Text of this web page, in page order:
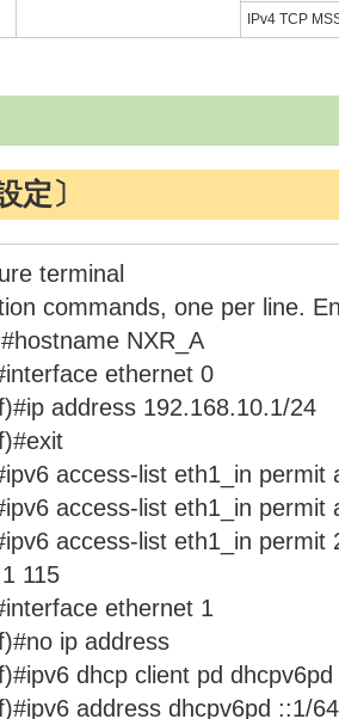
IPv4 TCP
定〕
terminal
commands, one per line.
NXR_A
ethernet 0
address 192.168.10.1/24
access-list eth1_in permit
access-list eth1_in permit
access-list eth1_in permit
115
ethernet 1
ip address
dhcp client pd dhcpv6pd
address dhcpv6pd ::1/64